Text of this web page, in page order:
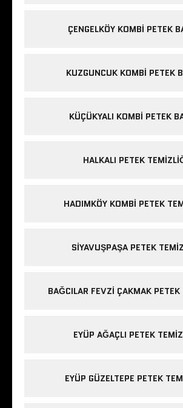
ÇENGELKÖY KOMBI PETEK
KUZGUNCUK KOMBI PETEK
KÜÇÜKYALI KOMBI PETEK
HALKALI PETEK
HADIMKÖY KOMBI PETEK
SIYAVUŞPAŞA PETEK
BAĞCILAR FEVZI ÇAKMAK
EYÜP AĞAÇLI PETEK
EYÜP GÜZELTEPE PETEK